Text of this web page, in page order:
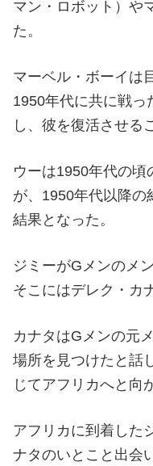
マン・ロボット）や
た。
マーベル・ボーイは
1950年代に共に戦っ
し、彼を復活させる
ウーは1950年代の頃
が、1950年代以降の
結果となった。
ジミーがGメンのメ
そこにはデレク・カ
カナタはGメンの元
場所を見つけたと話
じてアフリカへと向
アフリカに到着した
ナタのいとこと出会